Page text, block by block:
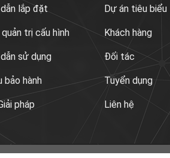
lắp đặt
trị cấu hình
sử dụng
bảo hành
pháp
Dự án tiêu biểu
Khách hàng
Đối tác
Tuyển dụng
Liên hệ